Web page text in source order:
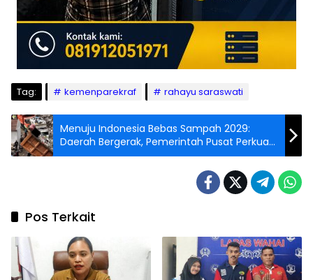
Tag: kemenparekraf rahayu saraswati
Menuju Indonesia Bebas Sampah 2029:
Daerah Bergerak, Pemerintah Pusat Perkuat
Kebijakan
Pos Terkait